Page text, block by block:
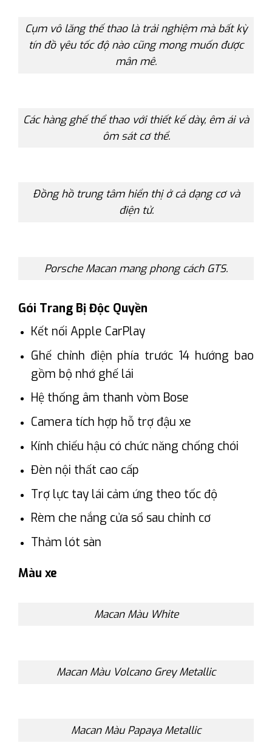
Cụm vô lăng thế thao là trải nghiệm mà bất kỳ
tín đồ yêu tốc độ nào cũng mong muốn được
mân mê.
Các hàng ghế thể thao với thiết kế dày, êm ái và
ôm sát cơ thể.
Đồng hồ trung tâm hiển thị ở cả dạng cơ và
điện tử.
Porsche Macan mang phong cách GTS.
Gói Trang Bị Độc Quyền
Kết nối Apple CarPlay
Ghế chỉnh điện phía trước 14 hướng bao
gồm bộ nhớ ghế lái
Hệ thống âm thanh vòm Bose
Camera tích hợp hỗ trợ đậu xe
Kính chiếu hậu có chức năng chống chói
Đèn nội thất cao cấp
Trợ lực tay lái cảm ứng theo tốc độ
Rèm che nắng cửa sổ sau chỉnh cơ
Thảm lót sàn
Màu xe
Macan Màu White
Macan Màu Volcano Grey Metallic
Macan Màu Papaya Metallic